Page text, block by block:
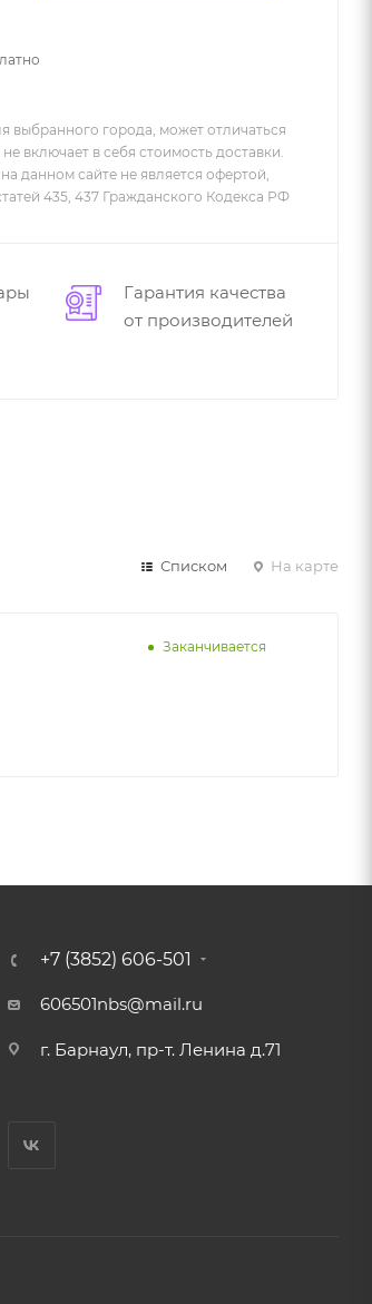
выбранного города, может отличаться
включает в себя стоимость доставки.
данном сайте не является офертой,
435, 437 Гражданского Кодекса РФ
Гарантия качества
от производителей
Списком На карте
Заканчивается
+7 (3852) 606-501
606501nbs@mail.ru
г. Барнаул, пр-т. Ленина д.71